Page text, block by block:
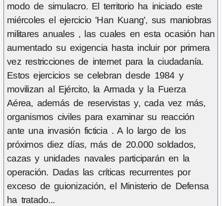
modo de simulacro. El territorio ha iniciado este
miércoles el ejercicio 'Han Kuang', sus maniobras
militares anuales , las cuales en esta ocasión han
aumentado su exigencia hasta incluir por primera
vez restricciones de internet para la ciudadanía.
Estos ejercicios se celebran desde 1984 y
movilizan al Ejército, la Armada y la Fuerza
Aérea, además de reservistas y, cada vez más,
organismos civiles para examinar su reacción
ante una invasión ficticia . A lo largo de los
próximos diez días, más de 20.000 soldados,
cazas y unidades navales participarán en la
operación. Dadas las críticas recurrentes por
exceso de guionización, el Ministerio de Defensa
ha tratado...